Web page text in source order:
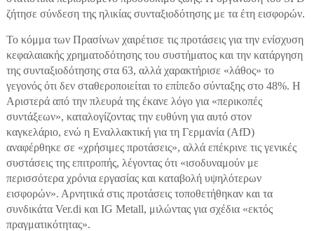
ζήτησε σύνδεση της ηλικίας συνταξιοδότησης με τα έτη εισφορών.
Το κόμμα των Πρασίνων χαιρέτισε τις προτάσεις για την ενίσχυση
κεφαλαιακής χρηματοδότησης του συστήματος και την κατάργηση
της συνταξιοδότησης στα 63, αλλά χαρακτήρισε «λάθος» το
γεγονός ότι δεν σταθεροποιείται το επίπεδο σύνταξης στο 48%. Η
Αριστερά από την πλευρά της έκανε λόγο για «περικοπές
συντάξεων», καταλογίζοντας την ευθύνη για αυτό στον
καγκελάριο, ενώ η Εναλλακτική για τη Γερμανία (AfD)
αναφέρθηκε σε «χρήσιμες προτάσεις», αλλά επέκρινε τις γενικές
συστάσεις της επιτροπής, λέγοντας ότι «ισοδυναμούν με
περισσότερα χρόνια εργασίας και καταβολή υψηλότερων
εισφορών». Αρνητικά στις προτάσεις τοποθετήθηκαν και τα
συνδικάτα Ver.di και IG Metall, μιλώντας για σχέδια «εκτός
πραγματικότητας».